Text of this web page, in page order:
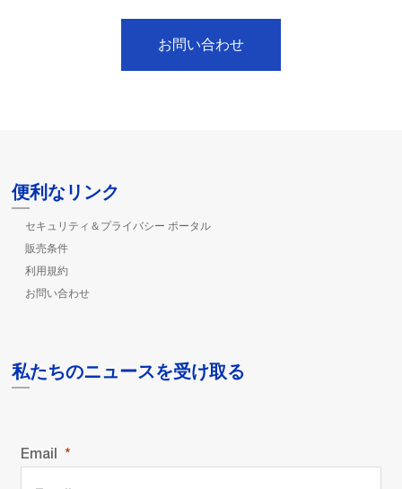
お問い合わせ
便利なリンク
セキュリティ＆プライバシー ポータル
販売条件
利用規約
お問い合わせ
私たちのニュースを受け取る
Email